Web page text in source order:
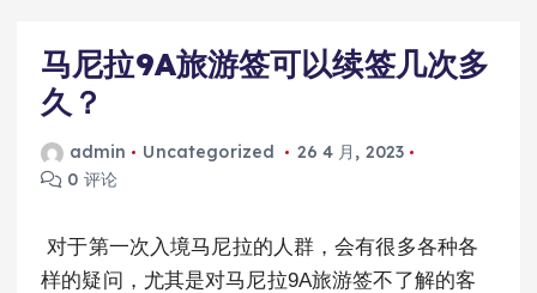
马尼拉9A旅游签可以续签几次多
久？
admin Uncategorized
26 4 月, 2023
0 评论
对于第一次入境马尼拉的人群，会有很多各种各
样的疑问，尤其是对马尼拉9A旅游签不了解的客